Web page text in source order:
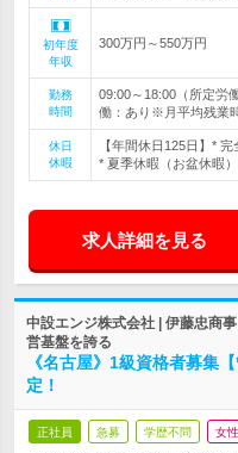
初年度
年収
300万円～550万円
勤務
時間
09:00～18:00（所定労
働：あり※月平均残業
休日
休暇
【年間休日125日】*
* 夏季休暇（お盆休暇
求人詳細を見る
中設エンジ株式会社 | 伊藤忠商
営基盤を誇る
《名古屋》1級資格者募集
定！
正社員 急募 学歴不問 女